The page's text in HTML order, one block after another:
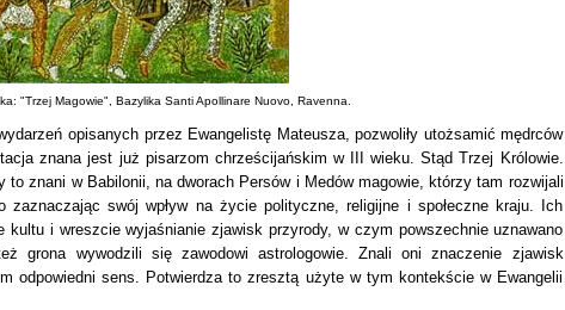
"Trzej Magowie", Bazylika Santi Apollinare Nuovo, Ravenna.
opisanych przez Ewangelistę Mateusza, pozwoliły utożsamić mędrców
znana jest już pisarzom chrześcijańskim w III wieku. Stąd Trzej Królowie.
znani w Babilonii, na dworach Persów i Medów magowie, którzy tam rozwijali
zaznaczając swój wpływ na życie polityczne, religijne i społeczne kraju. Ich
kultu i wreszcie wyjaśnianie zjawisk przyrody, w czym powszechnie uznawano
grona wywodzili się zawodowi astrologowie. Znali oni znaczenie zjawisk
odpowiedni sens. Potwierdza to zresztą użyte w tym kontekście w Ewangelii